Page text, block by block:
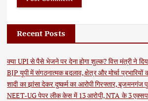
Recent Posts
क्या UPI से पैसे भेजने पर देना होगा शुल्क? वित्त मंत्री ने
BJP यूपी में संगठनात्मक बदलाव, क्षेत्र और मोर्चा प्रभारियों
शादी का झांसा देकर दुष्कर्म का आरोपी गिरफ्तार, बृजमनगंज
NEET-UG पेपर लीक केस में 13 आरोपी, NTA के 3